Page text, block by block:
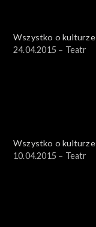
Wszystko o kulturze
24.04.2015 – Teatr
Wszystko o kulturze
10.04.2015 – Teatr